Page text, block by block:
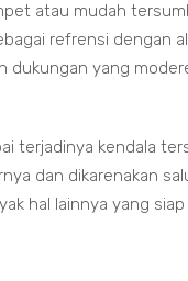
atau mudah
refrensi dengan
dukungan yang
terjadinya kendala
dan dikarenakan
hal lainnya yang siap